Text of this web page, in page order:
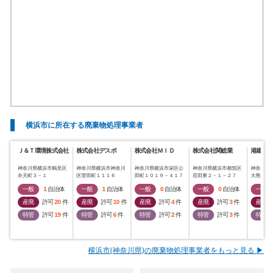
横浜市に所在する廃棄物処理事業者
Ｊ＆Ｔ環境株式会社
神奈川県横浜市鶴見区
弁天町３－１
一般 1 自治体
産廃
許可20 件
特管
許可19 件
株式会社デスポ
神奈川県横浜市神奈川
区菅田町１１１６
一般 1 自治体
産廃
許可10 件
特管
許可6件
株式会社ＭＩＤ
神奈川県横浜市栄区公
田町１０１９－４１７
一般 0 自治体
産廃
許可4件
特管
許可2 件
株式会社関総業
神奈川県横浜市都筑区
荏田東２－１－２７
一般 0 自治体
産廃
許可3件
特管
許可3件
港建物
神奈川県
大熊町３
一般
産廃
特管
横浜市(神奈川県)の廃棄物処理事業者をもっと見る ▶